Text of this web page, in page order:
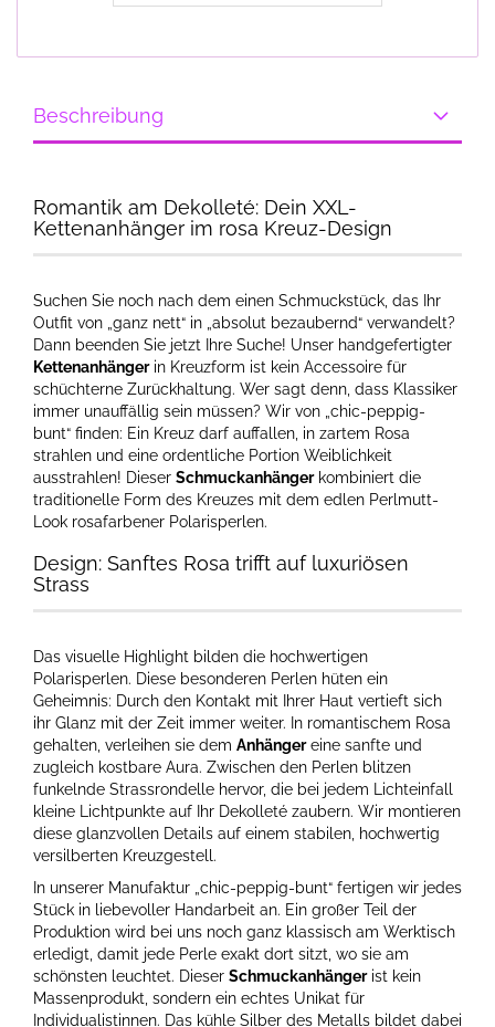
Beschreibung
Romantik am Dekolleté: Dein XXL-
Kettenanhänger im rosa Kreuz-Design
Suchen Sie noch nach dem einen Schmuckstück, das Ihr
Outfit von „ganz nett“ in „absolut bezaubernd“ verwandelt?
Dann beenden Sie jetzt Ihre Suche! Unser handgefertigter
Kettenanhängerin Kreuzform ist kein Accessoire für
schüchterne Zurückhaltung. Wer sagt denn, dass Klassiker
immer unauffällig sein müssen? Wir von „chic-peppig-
bunt“ finden: Ein Kreuz darf auffallen, in zartem Rosa
strahlen und eine ordentliche Portion Weiblichkeit
ausstrahlen! Dieser Schmuckanhängerkombiniert die
traditionelle Form des Kreuzes mit dem edlen Perlmutt-
Look rosafarbener Polarisperlen.
Design: Sanftes Rosa trifft auf luxuriösen
Strass
Das visuelle Highlight bilden die hochwertigen
Polarisperlen. Diese besonderen Perlen hüten ein
Geheimnis: Durch den Kontakt mit Ihrer Haut vertieft sich
ihr Glanz mit der Zeit immer weiter. In romantischem Rosa
gehalten, verleihen sie dem Anhängereine sanfte und
zugleich kostbare Aura. Zwischen den Perlen blitzen
funkelnde Strassrondelle hervor, die bei jedem Lichteinfall
kleine Lichtpunkte auf Ihr Dekolleté zaubern. Wir montieren
diese glanzvollen Details auf einem stabilen, hochwertig
versilberten Kreuzgestell.
In unserer Manufaktur „chic-peppig-bunt“ fertigen wir jedes
Stück in liebevoller Handarbeit an. Ein großer Teil der
Produktion wird bei uns noch ganz klassisch am Werktisch
erledigt, damit jede Perle exakt dort sitzt, wo sie am
schönsten leuchtet. Dieser Schmuckanhängerist kein
Massenprodukt, sondern ein echtes Unikat für
Individualistinnen. Das kühle Silber des Metalls bildet dabei